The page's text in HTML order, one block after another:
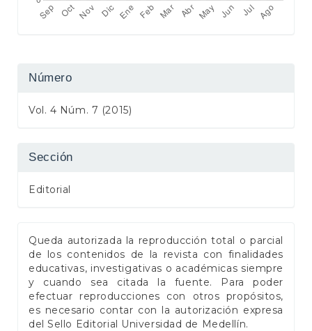
Número
Vol. 4 Núm. 7 (2015)
Sección
Editorial
Queda autorizada la reproducción total o parcial
de los contenidos de la revista con finalidades
educativas, investigativas o académicas siempre
y cuando sea citada la fuente. Para poder
efectuar reproducciones con otros propósitos,
es necesario contar con la autorización expresa
del Sello Editorial Universidad de Medellín.